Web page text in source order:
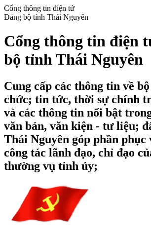
Cổng thông tin điện tử
Đảng bộ tỉnh Thái Nguyên
Cổng thông tin điện
bộ tỉnh Thái Nguyên
Cung cấp các thông tin về
chức; tin tức, thời sự chính
và các thông tin nổi bật
văn bản, văn kiện - tư liệu;
Thái Nguyên góp phần phục
công tác lãnh đạo, chỉ đạo
thường vụ tỉnh ủy;